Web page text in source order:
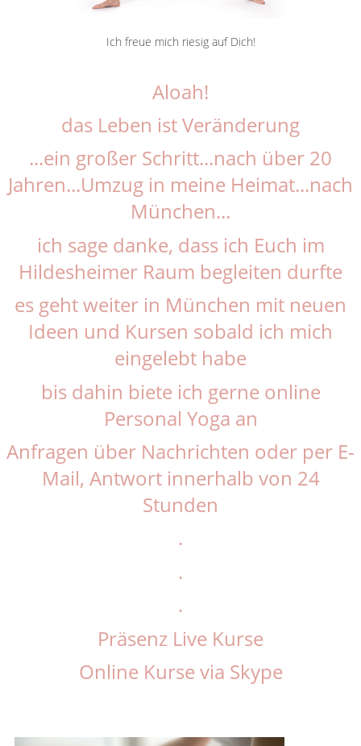
Ich freue mich riesig auf Dich!
Aloah!
das Leben ist Veränderung
...ein großer Schritt...nach über 20
Jahren...Umzug in meine Heimat...nach
München...
ich sage danke, dass ich Euch im
Hildesheimer Raum begleiten durfte
es geht weiter in München mit neuen
Ideen und Kursen sobald ich mich
eingelebt habe
bis dahin biete ich gerne online
Personal Yoga an
Anfragen über Nachrichten oder per E-
Mail, Antwort innerhalb von 24
Stunden
.
.
.
Präsenz Live Kurse
Online Kurse via Skype